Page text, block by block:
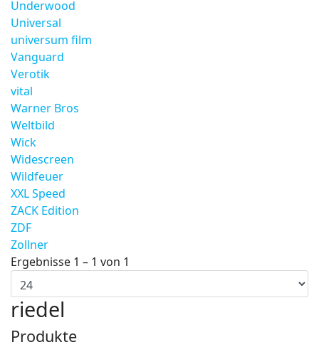
Underwood
Universal
universum film
Vanguard
Verotik
vital
Warner Bros
Weltbild
Wick
Widescreen
Wildfeuer
XXL Speed
ZACK Edition
ZDF
Zollner
Ergebnisse 1 – 1 von 1
riedel
Produkte